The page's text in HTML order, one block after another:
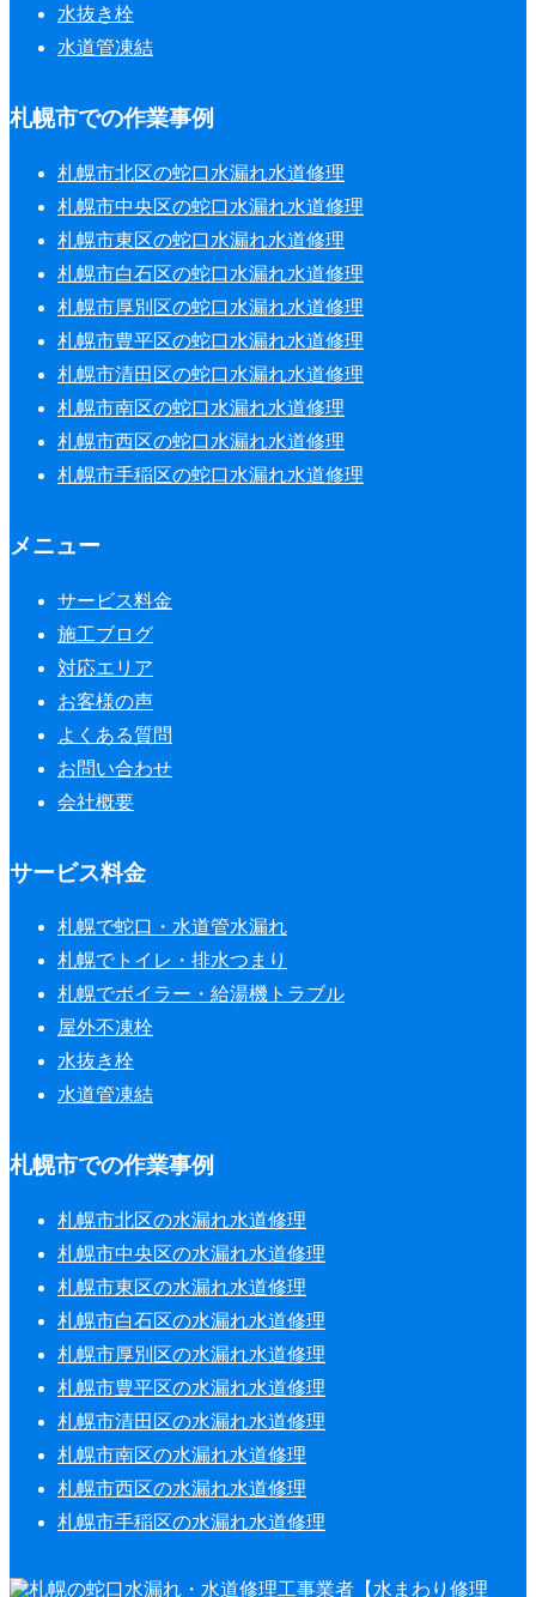
水抜き栓
水道管凍結
札幌市での作業事例
札幌市北区の蛇口水漏れ水道修理
札幌市中央区の蛇口水漏れ水道修理
札幌市東区の蛇口水漏れ水道修理
札幌市白石区の蛇口水漏れ水道修理
札幌市厚別区の蛇口水漏れ水道修理
札幌市豊平区の蛇口水漏れ水道修理
札幌市清田区の蛇口水漏れ水道修理
札幌市南区の蛇口水漏れ水道修理
札幌市西区の蛇口水漏れ水道修理
札幌市手稲区の蛇口水漏れ水道修理
メニュー
サービス料金
施工ブログ
対応エリア
お客様の声
よくある質問
お問い合わせ
会社概要
サービス料金
札幌で蛇口・水道管水漏れ
札幌でトイレ・排水つまり
札幌でボイラー・給湯機トラブル
屋外不凍栓
水抜き栓
水道管凍結
札幌市での作業事例
札幌市北区の水漏れ水道修理
札幌市中央区の水漏れ水道修理
札幌市東区の水漏れ水道修理
札幌市白石区の水漏れ水道修理
札幌市厚別区の水漏れ水道修理
札幌市豊平区の水漏れ水道修理
札幌市清田区の水漏れ水道修理
札幌市南区の水漏れ水道修理
札幌市西区の水漏れ水道修理
札幌市手稲区の水漏れ水道修理